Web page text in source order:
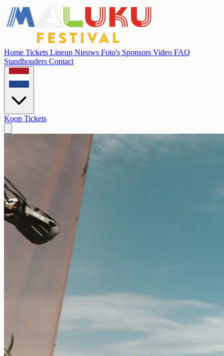
Home Tickets Lineup Nieuws Foto's Sponsors Video FAQ
Standhouders Contact
Koop Tickets